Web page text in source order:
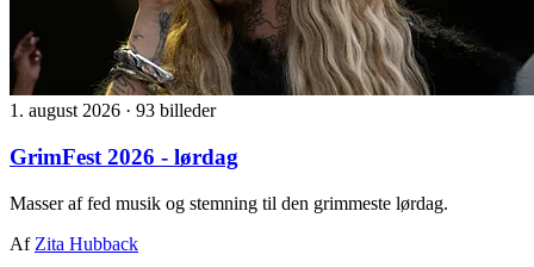
1. august 2026 · 93 billeder
GrimFest 2026 - lørdag
Masser af fed musik og stemning til den grimmeste lørdag.
Af Zita Hubback